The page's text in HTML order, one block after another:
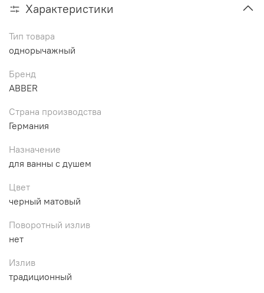
Характеристики
Тип товара
однорычажный
Бренд
ABBER
Страна производства
Германия
Назначение
для ванны с душем
Цвет
черный матовый
Поворотный излив
нет
Излив
традиционный